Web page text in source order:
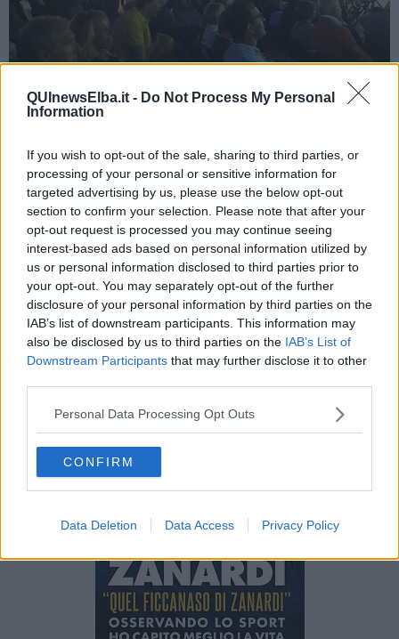
QUInewsElba.it - Do Not Process My Personal
Information
If you wish to opt-out of the sale, sharing to third parties, or
processing of your personal or sensitive information for
targeted advertising by us, please use the below opt-out
section to confirm your selection. Please note that after your
opt-out request is processed you may continue seeing
interest-based ads based on personal information utilized by
us or personal information disclosed to third parties prior to
your opt-out. You may separately opt-out of the further
disclosure of your personal information by third parties on the
IAB’s list of downstream participants. This information may
also be disclosed by us to third parties on the IAB’s List of
Downstream Participants that may further disclose it to other
Personal Data Processing Opt Outs
CONFIRM
Data Deletion Data Access Privacy Policy
capito meglio la vita” edito da Rizzoli e scritto in collaborazione
con il giornalista sportivoGianluca Gasparini,è nato in seguito
alla pubblicazione di una rubrica di Zanardi su
SportWeek,
settimanale di approfondimento de
La Gazzetta dello Sport.
Si tratta del terzo libro che Zanardi pubblica in collaborazione con
Gasparini ma soprattutto si tratta di un libro che regala al lettore un
punto di vista diverso, legato alla personalità dell'autore, alle sfide
che ha affrontato e che ancora affronta nella vita, raccontate con
una estrema semplicità ma soprattutta con molta energia, serenità
e determinazione.